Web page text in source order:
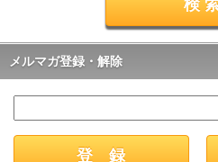
メルマガ登録・解除